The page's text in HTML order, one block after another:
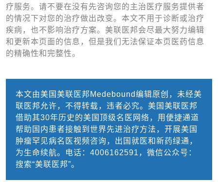
疗服务。请不要在没有先咨询您的主治医疗服务提供者
的情况下对您的治疗做出改变。本文不用于诊断或治疗
疾病，也不影响治疗方案。美联医邦会尽最大努力编辑
和更新本页面的信息，但是我们无法保证本页医药信息
的精确性和完整性。
本文由美国美联医邦Medebound编辑原创，未经美
联医邦允许，不得转载，违者必究。美国美联医邦
借助其30年历史的美国顶级名医网络，用便捷通道
帮助国内患者接触到世界先进治疗方法，开展美国
肿瘤罕见病名医视频咨询，出国就医和新药绿通，
为生命续航。电话：4006162591，微信公众号：
搜索“美联医邦”。